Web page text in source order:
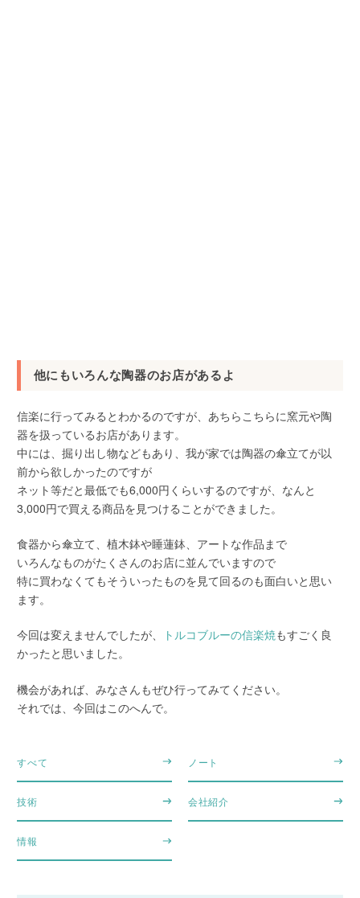
他にもいろんな陶器のお店があるよ
信楽に行ってみるとわかるのですが、あちらこちらに窯元や陶
器を扱っているお店があります。
中には、掘り出し物などもあり、我が家では陶器の傘立てが以
前から欲しかったのですが
ネット等だと最低でも6,000円くらいするのですが、なんと
3,000円で買える商品を見つけることができました。
食器から傘立て、植木鉢や睡蓮鉢、アートな作品まで
いろんなものがたくさんのお店に並んでいますので
特に買わなくてもそういったものを見て回るのも面白いと思い
ます。
今回は変えませんでしたが、 トルコブルーの信楽焼もすごく良
かったと思いました。
機会があれば、みなさんもぜひ行ってみてください。
それでは、今回はこのへんで。
すべて ノート
技術 会社紹介
情報